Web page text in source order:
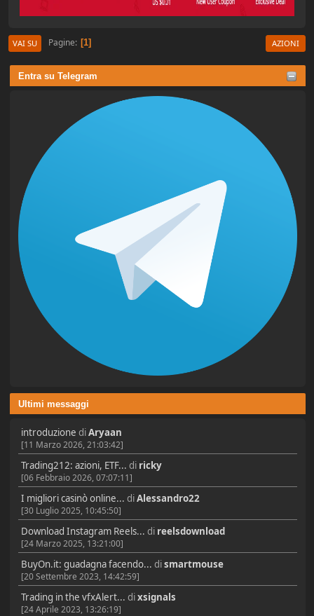
Entra su Telegram
Ultimi messaggi
introduzione diAryaan
[11 Marzo 2026, 21:03:42]
Trading212: azioni, ETF... di ricky
[06 Febbraio 2026, 07:07:11]
I migliori casinò online... diAlessandro22
[30 Luglio 2025, 10:45:50]
Download Instagram Reels... di reelsdownload
[24 Marzo 2025, 13:21:00]
BuyOn.it: guadagna facendo... dismartmouse
[20 Settembre 2023, 14:42:59]
Trading in the vfxAlert... dixsignals
[24 Aprile 2023, 13:26:19]
VAI SU Pagine 1 AZIONI